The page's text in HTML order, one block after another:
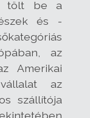
tölt be a
és -
az
Amerikai
az
szállítója